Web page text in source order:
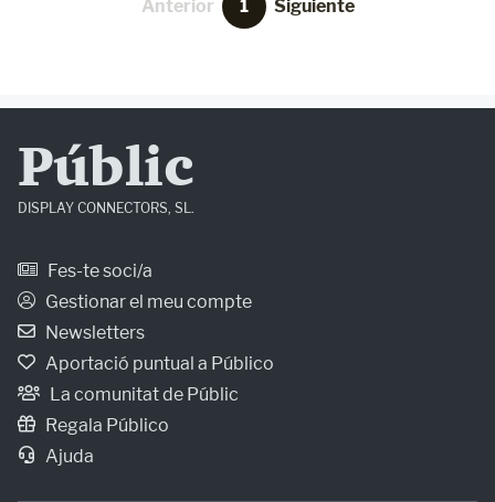
Anterior 1 Siguiente
Públic
DISPLAY CONNECTORS, SL.
Fes-te soci/a
Gestionar el meu compte
Newsletters
Aportació puntual a Público
La comunitat de Públic
Regala Público
Ajuda